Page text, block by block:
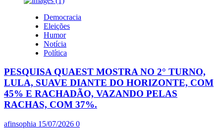
DE
BOLÇONARO
AFIRMARAM
QUE
ELE
SABIA
QUE
A
CARTA
SERIA
ELEITOR-
Democracia
Eleições
Humor
Notícia
Política
PESQUISA QUAEST MOSTRA NO 2° TURNO,
LULA, SUAVE DIANTE DO HORIZONTE, COM
45% E RACHADÃO, VAZANDO PELAS
RACHAS, COM 37%.
afinsophia 15/07/2026 0